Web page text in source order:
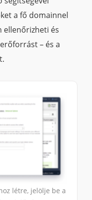
a fő domainnel
ellenőrizheti és
– és a
létre, jelölje be a